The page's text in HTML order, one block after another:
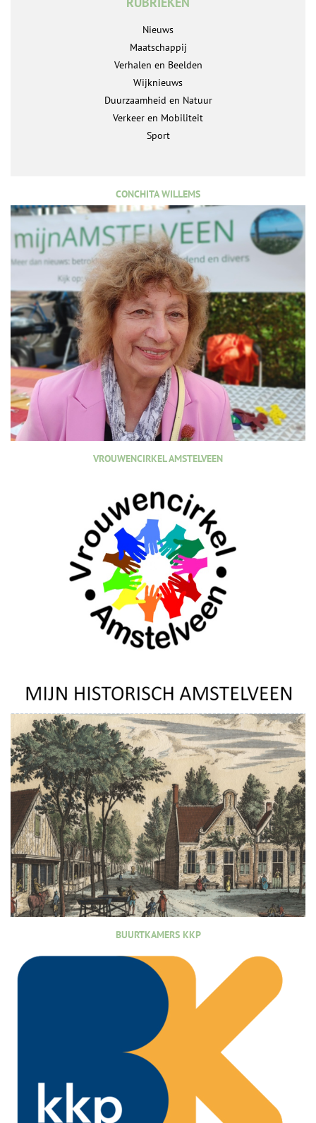
Nieuws
Maatschappij
Verhalen en Beelden
Wijknieuws
Duurzaamheid en Natuur
Verkeer en Mobiliteit
Sport
CONCHITA WILLEMS
VROUWENCIRKEL AMSTELVEEN
BUURTKAMERS KKP